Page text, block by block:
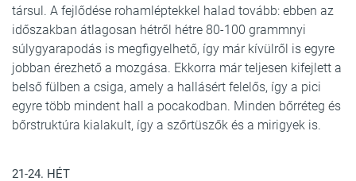
társul. A fejlődése rohamléptekkel halad tovább: ebben az
időszakban átlagosan hétről hétre 80-100 grammnyi
súlygyarapodás is megfigyelhető, így már kívülről is egyre
jobban érezhető a mozgása. Ekkorra már teljesen kifejlett a
belső fülben a csiga, amely a hallásért felelős, így a pici
egyre több mindent hall a pocakodban. Minden bőrréteg és
bőrstruktúra kialakult, így a szőrtüszők és a mirigyek is.
21-24. HÉT